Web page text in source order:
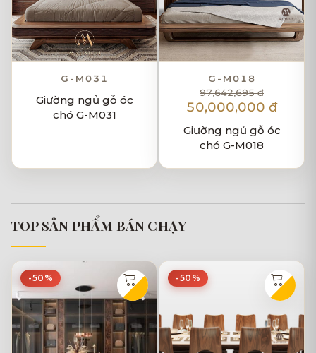
G-M031
Giường ngủ gỗ óc
chó G-M031
G-M018
97,642,695 đ
50,000,000 đ
Giường ngủ gỗ óc
chó G-M018
TOP SẢN PHẨM BÁN CHẠY
-50% -50%